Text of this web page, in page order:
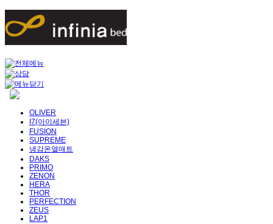
OLIVER
I7(아이세븐)
FUSION
SUPREME
냉감온열매트
DAKS
PRIMO
ZENON
HERA
THOR
PERFECTION
ZEUS
LAP1